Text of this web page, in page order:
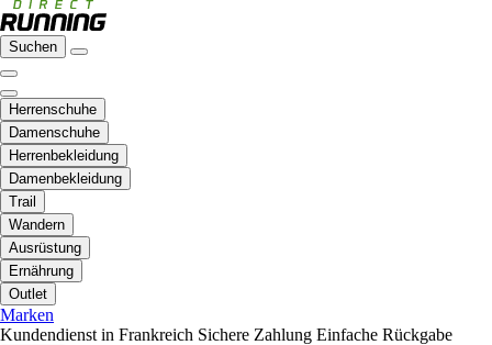
Suchen
Herrenschuhe
Damenschuhe
Herrenbekleidung
Damenbekleidung
Trail
Wandern
Ausrüstung
Ernährung
Outlet
Marken
Kundendienst in Frankreich Sichere Zahlung Einfache Rückgabe